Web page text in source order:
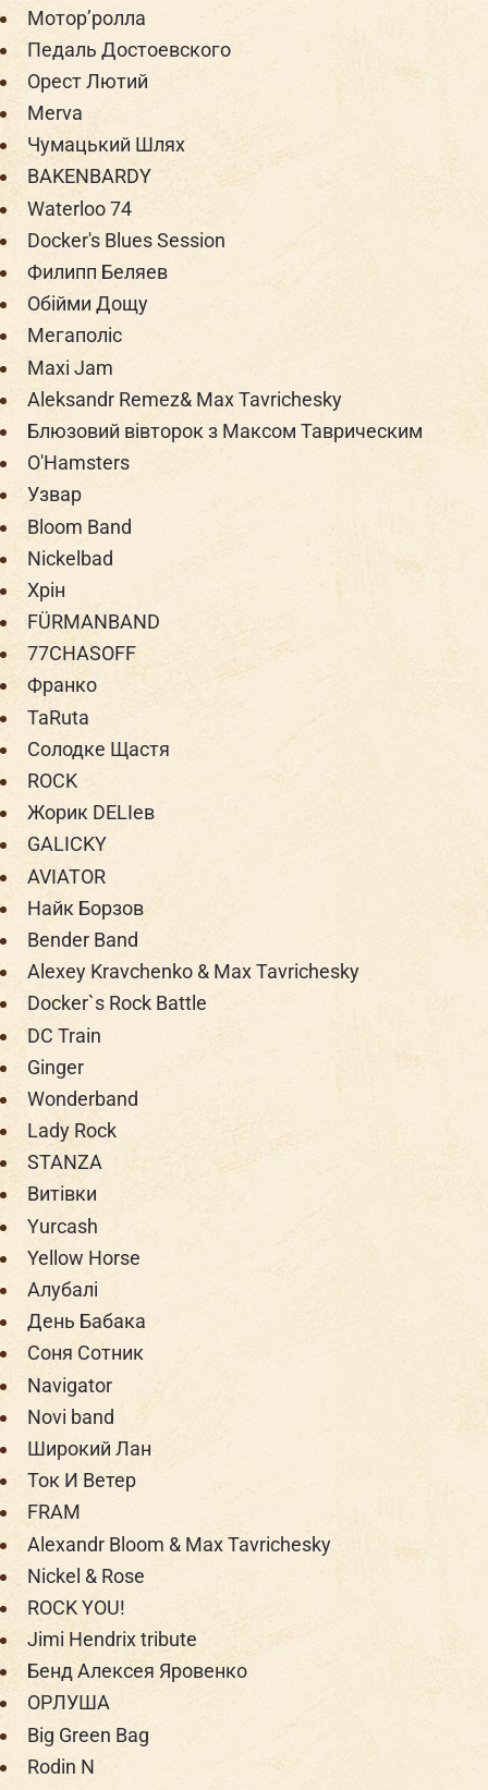
Мотор’ролла
Педаль Достоевского
Орест Лютий
Merva
Чумацький Шлях
BAKENBARDY
Waterloo 74
Docker's Blues Session
Филипп Беляев
Обiйми Дощу
Мегаполіс
Maxi Jam
Aleksandr Remez& Max Tavrichesky
Блюзовий вівторок з Максом Таврическим
O'Hamsters
Узвар
Bloom Band
Nickelbad
Хрін
FÜRMANBAND
77CHASOFF
Франко
TaRuta
Солодке Щастя
ROCK
Жорик DELIев
GALICKY
AVIATOR
Найк Борзов
Bender Band
Alexey Kravchenko & Max Tavrichesky
Docker`s Rock Battle
DC Train
Ginger
Wonderband
Lady Rock
STANZA
Витівки
Yurcash
Yellow Horse
Алубалі
День Бабака
Соня Сотник
Navigator
Novi band
Широкий Лан
Ток И Ветер
FRAM
Alexandr Bloom & Max Tavrichesky
Nickel & Rose
ROCK YOU!
Jimi Hendrix tribute
Бенд Алексея Яровенко
ОРЛУША
Big Green Bag
Rodin N